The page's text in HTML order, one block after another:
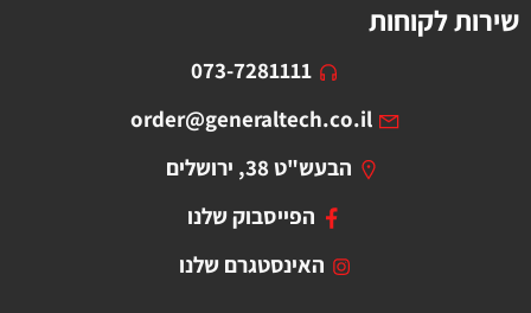
שירות לקוחות
073-7281111
order@generaltech.co.il
הבעש"ט 38, ירושלים
הפייסבוק שלנו
האינסטגרם שלנו